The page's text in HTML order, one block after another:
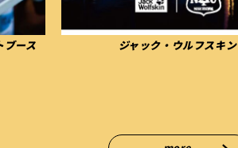
ブース ジャック・ウルフスキン